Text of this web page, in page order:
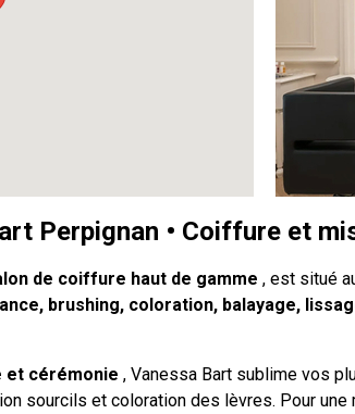
Perpignan • Coiffure et
de coiffure haut de gamme , est situé
brushing, coloration, balayage,
cérémonie , Vanessa Bart sublime vos
sourcils et coloration des lèvres. Pour